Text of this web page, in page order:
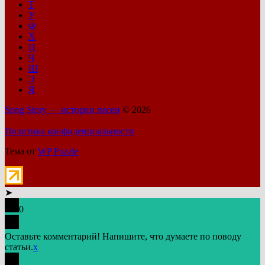
Т
У
Ф
Х
Ц
Ч
Ш
Э
Я
Song Story — истории песен © 2026
Политика конфиденциальности
Тема от WP Puzzle
➤
0
Оставьте комментарий! Напишите, что думаете по поводу
статьи.x